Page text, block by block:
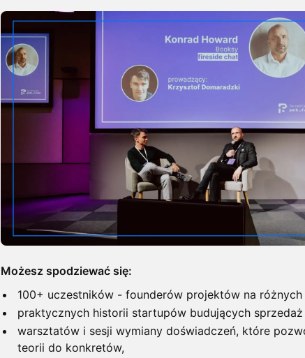
Możesz spodziewać się:
​100+ uczestników - founderów projektów na
​praktycznych historii startupów budujących sprzedaż
​warsztatów i sesji wymiany doświadczeń, które
teorii do konkretów,